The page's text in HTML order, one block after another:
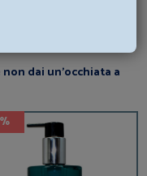
dai un’occhiata a